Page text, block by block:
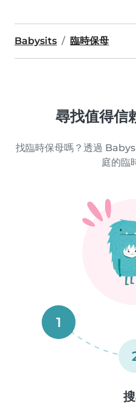
Babysits 臨時保母
尋找值得信
找臨時保母嗎？透過
庭的臨
1